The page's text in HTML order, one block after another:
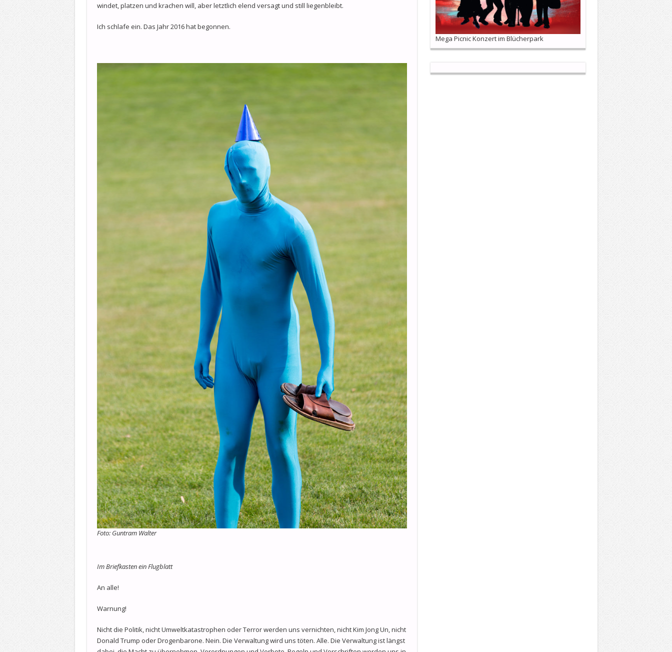
windet, platzen und krachen will, aber letztlich elend versagt und still liegenbleibt.
Ich schlafe ein. Das Jahr 2016 hat begonnen.
Foto: Guntram Walter
Im Briefkasten ein Flugblatt
An alle!
Warnung!
Nicht die Politik, nicht Umweltkatastrophen oder Terror werden uns vernichten, nicht Kim Jong Un, nicht
Donald Trump oder Drogenbarone. Nein. Die Verwaltung wird uns töten. Alle. Die Verwaltung ist längst
Mega Picnic Konzert im Blücherpark